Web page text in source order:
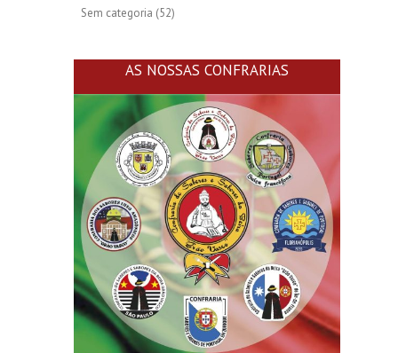
Sem categoria (52)
AS NOSSAS CONFRARIAS